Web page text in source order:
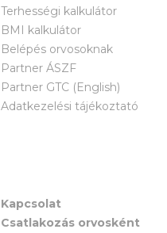
Terhességi kalkulátor
BMI kalkulátor
Belépés orvosoknak
Partner ÁSZF
Partner GTC (English)
Adatkezelési tájékoztató
Kapcsolat
Csatlakozás orvosként